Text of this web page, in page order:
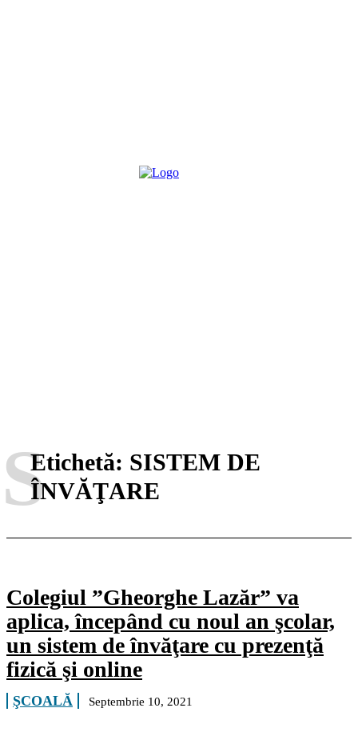
Etichetă: SISTEM DE
ÎNVĂŢARE
S
Colegiul ”Gheorghe Lazăr” va
aplica, începând cu noul an şcolar,
un sistem de învăţare cu prezenţă
fizică şi online
ŞCOALĂ Septembrie 10, 2021